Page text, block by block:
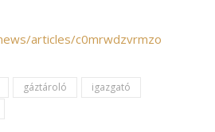
articles/c0mrwdzvrmzo
gáztároló
igazgató